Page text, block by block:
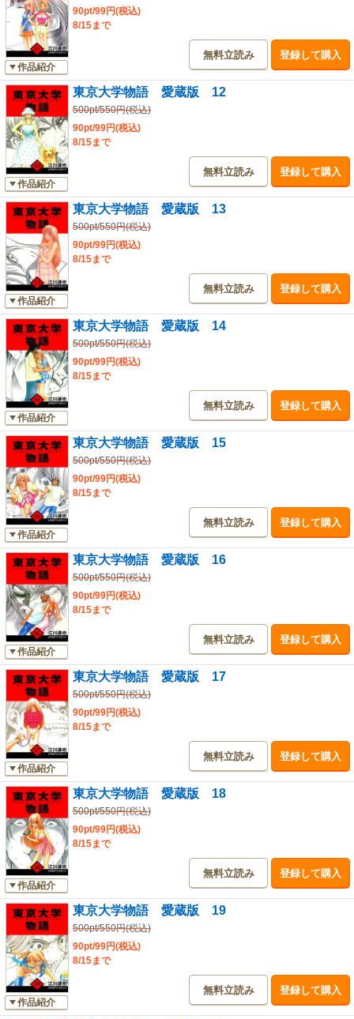
第214回 立場
第215回 虚偽
第216回 家庭教師
第217回 学校
第218回 孤立
第219回 童心
おまけ漫画「制作現場物語」
初出：ビッグコミックスピリッツ（小学館）1997年
作品紹介
90pt/99円(税込)
8/15まで
無料立読み 登録して購入
作品紹介
東京大学物語 愛蔵版 12
500pt/550円(税込)
90pt/99円(税込)
8/15まで
無料立読み 登録して購入
作品紹介
東京大学物語 愛蔵版 13
500pt/550円(税込)
90pt/99円(税込)
8/15まで
無料立読み 登録して購入
作品紹介
東京大学物語 愛蔵版 14
500pt/550円(税込)
90pt/99円(税込)
8/15まで
無料立読み 登録して購入
作品紹介
東京大学物語 愛蔵版 15
500pt/550円(税込)
90pt/99円(税込)
8/15まで
無料立読み 登録して購入
作品紹介
東京大学物語 愛蔵版 16
500pt/550円(税込)
90pt/99円(税込)
8/15まで
無料立読み 登録して購入
作品紹介
東京大学物語 愛蔵版 17
500pt/550円(税込)
90pt/99円(税込)
8/15まで
無料立読み 登録して購入
作品紹介
東京大学物語 愛蔵版 18
500pt/550円(税込)
90pt/99円(税込)
8/15まで
無料立読み 登録して購入
作品紹介
東京大学物語 愛蔵版 19
500pt/550円(税込)
90pt/99円(税込)
8/15まで
無料立読み 登録して購入